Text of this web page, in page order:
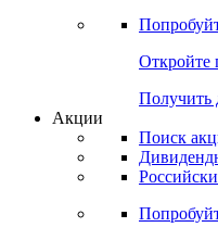
Cbonds
Опросы
Откройте
Получить
Поиск